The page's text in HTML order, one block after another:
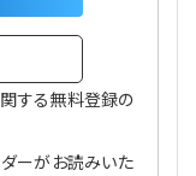
活用戦略
ン
する無料登録の
ーがお読みいた